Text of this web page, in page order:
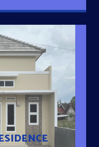
terdapat taman
nasional serta dekat